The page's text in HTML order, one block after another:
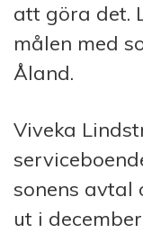
att göra det.
målen med
Åland.
Viveka
sonens avtal
ut i